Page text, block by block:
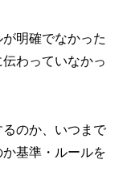
明確でなかった
わっていなかっ
のか、いつまで
基準・ルールを